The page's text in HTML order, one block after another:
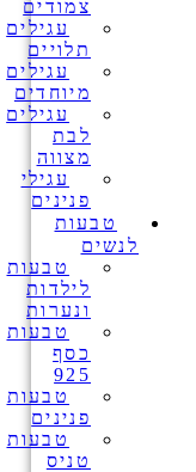
צמודים
עגילים
תלויים
עגילים
מיוחדים
עגילים
לבת
מצווה
עגילי
פנינים
טבעות
לנשים
טבעות
לילדות
ונערות
טבעות
כסף
925
טבעות
פנינים
טבעות
טניס